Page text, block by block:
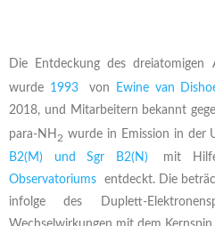
Die Entdeckung des dreiatomigen
wurde 1993 von Ewine van
2018, und Mitarbeitern bekannt
para-NH 2 wurde in Emission in der
B2(M) und Sgr B2(N)
mit
Observatoriums
entdeckt. Die
infolge des Duplett-